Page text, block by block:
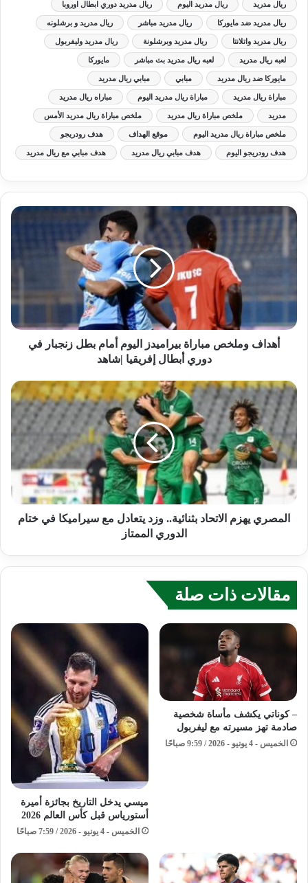
ريال مدريد ريال مدريد اليوم ريال مدريد دوري ابطال اوروبا
ريال مدريد ضد مايوركا ريال مدريد مباشر ريال مدريد و برشلونه
ريال مدريد واتلانتا ريال مدريد وبرشلونة ريال مدريد وليفربول
لعبه ريال مدريد لعبه ريال مدريد بث مباشر مايوركا
مايوركا ضد ريال مدريد مبابي مبابي ريال مدريد
مباراة ريال مدريد مباراة ريال مدريد اليوم مباراه ريال مدريد
مدريد ملخص مباراة ريال مدريد ملخص مباراة ريال مدريد الأمس
ملخص مباراة ريال مدريد اليوم موقع الهداف هدف رودريجو
هدف رودريجو اليوم هدف مبابي ريال مدريد هدف مبابي مع ريال مدريد
أهداف وملخص مباراة بيراميدز اليوم أمام بطل زنجبار في
دوري أبطال إفريقيا |شاهد
المصري يهزم الاتحاد بثنائية.. وزد يتعادل مع سيراميكا في ختام
الدوري الممتاز
مقالات ذات صلة
– كوناتي يكشف مأساة شخصية
صادمة تهز مسيرته مع ليفربول
الخميس - 4 يونيو - 2026 / 9:59 صباحًا
ميسي يدخل التاريخ بجائزة أميرة
أستورياس قبل كأس العالم 2026
الخميس - 4 يونيو - 2026 / 7:59 صباحًا